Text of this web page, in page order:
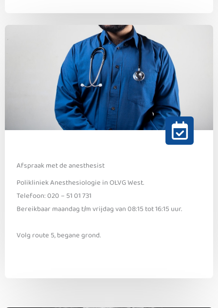
Afspraak met de anesthesist
Polikliniek Anesthesiologie in OLVG West.
Telefoon: 020 – 51 01 731
Bereikbaar maandag t/m vrijdag van 08:15 tot 16:15 uur.
Volg route 5, begane grond.